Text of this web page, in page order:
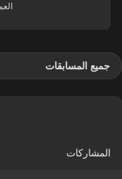
جميع المسابقات
المشاركات